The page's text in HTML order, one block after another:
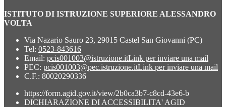
ISTITUTO DI ISTRUZIONE SUPERIORE ALESSANDRO
VOLTA
Via Nazario Sauro 23, 29015 Castel San Giovanni (PC)
Tel: 0523-843616
Email: pcis001003@istruzione.itLink per inviare una mail
PEC: pcis001003@pec.istruzione.itLink per inviare una mail
C.F.: 80020290336
https://form.agid.gov.it/view/2b0ca3b7-c8cd-43e6-b
DICHIARAZIONE DI ACCESSIBILITA' AGID